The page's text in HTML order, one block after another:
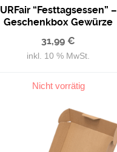
URFair “Festtagsessen” –
Geschenkbox Gewürze
31,99€
inkl. 10 % MwSt.
Nicht vorrätig